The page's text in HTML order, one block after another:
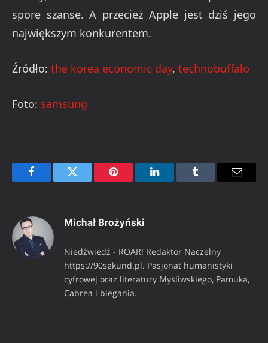
spore szanse. A przecież Apple jest dziś jego
największym konkurentem.
Źródło: the korea economic day, technobuffalo
Foto: samsung
FacebookTwitter Pinterest LinkedInTumblr Email
Michał Brożyński
Niedźwiedź - ROAR! Redaktor Naczelny
https://90sekund.pl. Pasjonat humanistyki
cyfrowej oraz literatury Myśliwskiego, Pamuka,
Cabrea i biegania.